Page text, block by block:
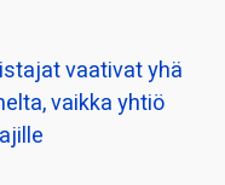
vaativat yhä
vaikka yhtiö